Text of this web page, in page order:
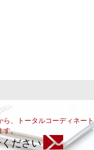
、トータルコーディネート
す。
ださい